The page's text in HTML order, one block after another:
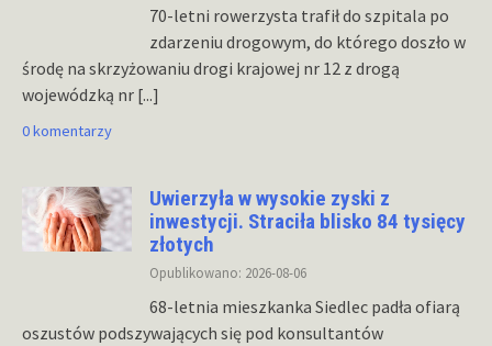
70-letni rowerzysta trafił do szpitala po
zdarzeniu drogowym, do którego doszło w
środę na skrzyżowaniu drogi krajowej nr 12 z drogą
wojewódzką nr [...]
0 komentarzy
Uwierzyła w wysokie zyski z
inwestycji. Straciła blisko 84 tysięcy
złotych
Opublikowano: 2026-08-06
68-letnia mieszkanka Siedlec padła ofiarą
oszustów podszywających się pod konsultantów